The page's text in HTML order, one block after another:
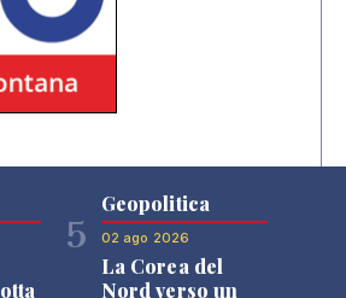
5
Geopolitica
02 ago 2026
La Corea del
Nord verso un